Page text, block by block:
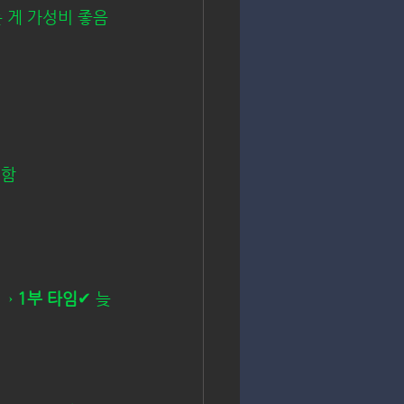
가성비 좋음
→ 1부 타임✔ 늦